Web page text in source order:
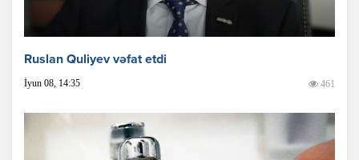
Ruslan Quliyev vəfat etdi
İyun 08, 14:35 461